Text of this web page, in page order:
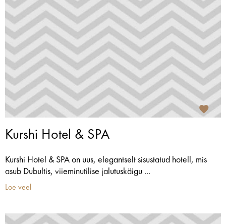
Kurshi Hotel & SPA
Kurshi Hotel & SPA on uus, elegantselt sisustatud hotell, mis
asub Dubultis, viieminutilise jalutuskäigu ...
Loe veel